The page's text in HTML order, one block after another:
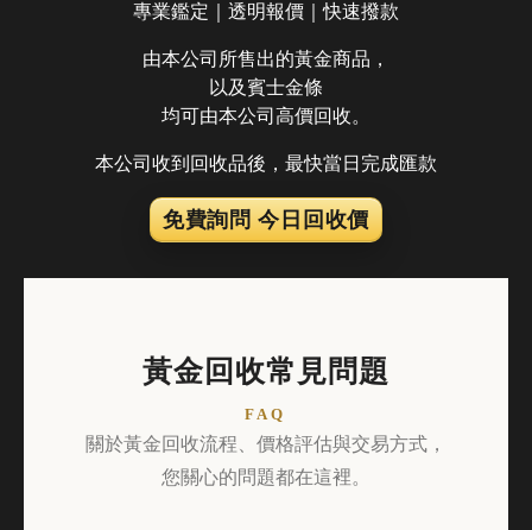
專業鑑定｜透明報價｜快速撥款
由本公司所售出的黃金商品，
以及賓士金條
均可由本公司高價回收。
本公司收到回收品後，最快當日完成匯款
免費詢問 今日回收價
黃金回收常見問題
FAQ
關於黃金回收流程、價格評估與交易方式，
您關心的問題都在這裡。